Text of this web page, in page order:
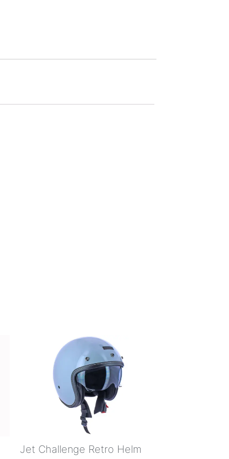
Jet Challenge Retro Helm